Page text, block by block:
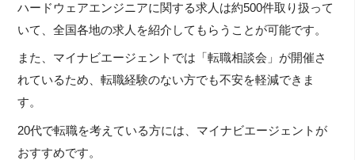
ハードウェアエンジニアに関する求人は約500件取り扱って
いて、全国各地の求人を紹介してもらうことが可能です。
また、マイナビエージェントでは「転職相談会」が開催さ
れているため、転職経験のない方でも不安を軽減できま
す。
20代で転職を考えている方には、マイナビエージェントが
おすすめです。